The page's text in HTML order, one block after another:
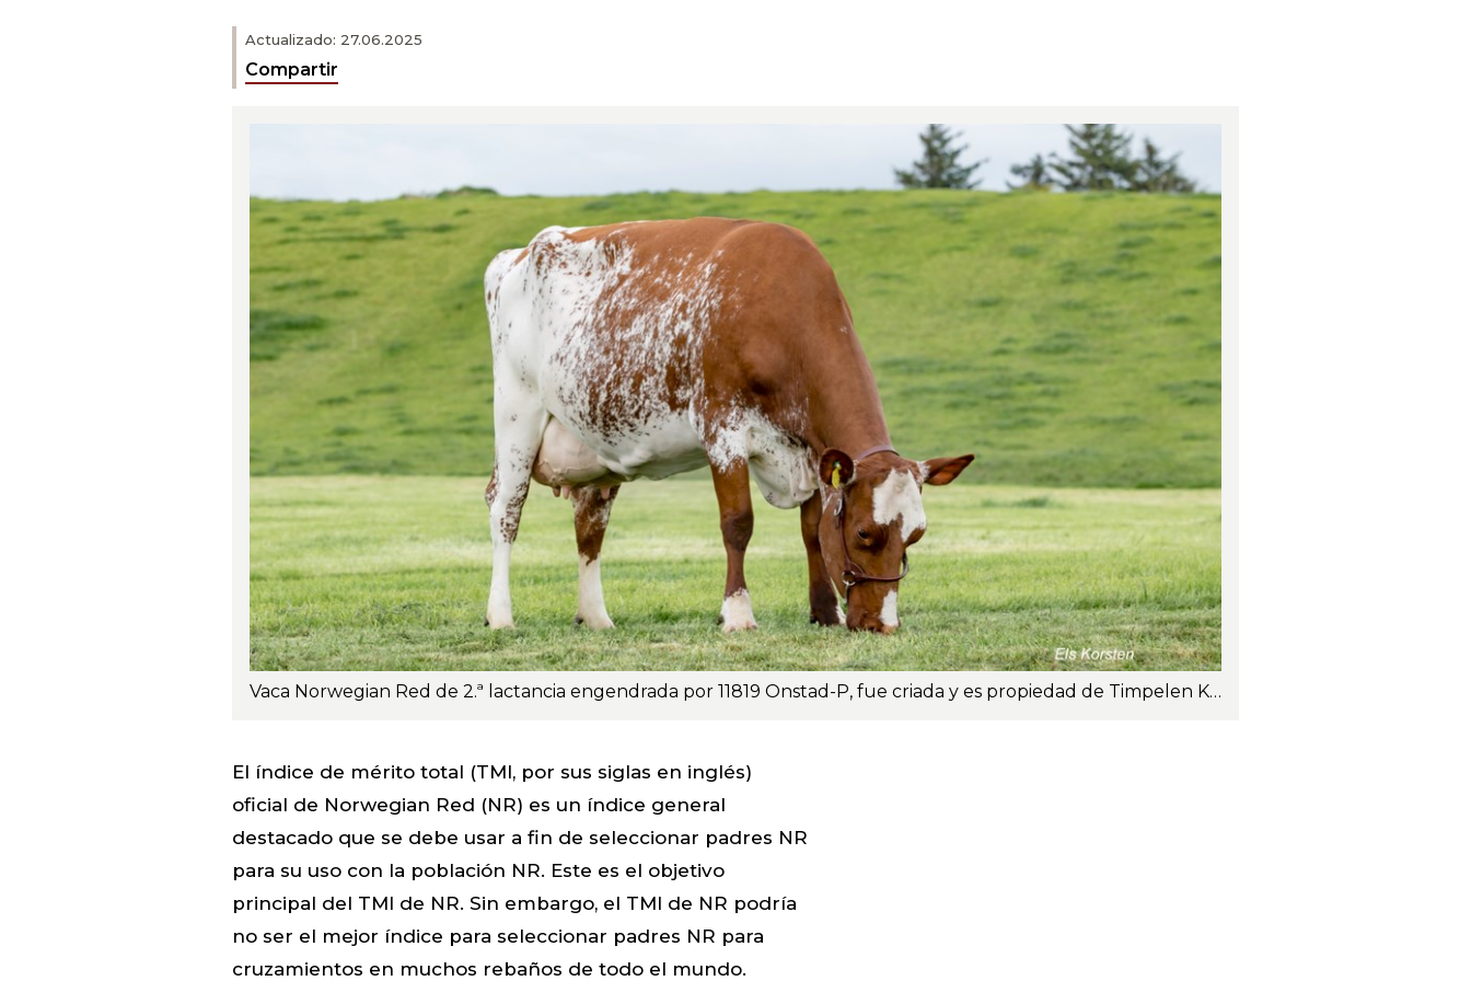
Actualizado: 27.06.2025
Compartir
Vaca Norwegian Red de 2.ª lactancia engendrada por 11819 Onstad-P, fue criada y es propiedad de Timpelen Ku. Foto: Els Korsten
El índice de mérito total (TMI, por sus siglas en inglés)
oficial de Norwegian Red (NR) es un índice general
destacado que se debe usar a fin de seleccionar padres NR
para su uso con la población NR. Este es el objetivo
principal del TMI de NR. Sin embargo, el TMI de NR podría
no ser el mejor índice para seleccionar padres NR para
cruzamientos en muchos rebaños de todo el mundo.